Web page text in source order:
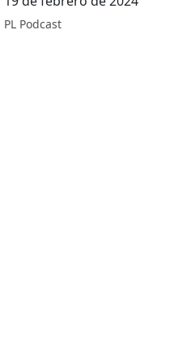
PL Podcast